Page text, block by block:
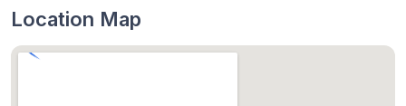
Location Map